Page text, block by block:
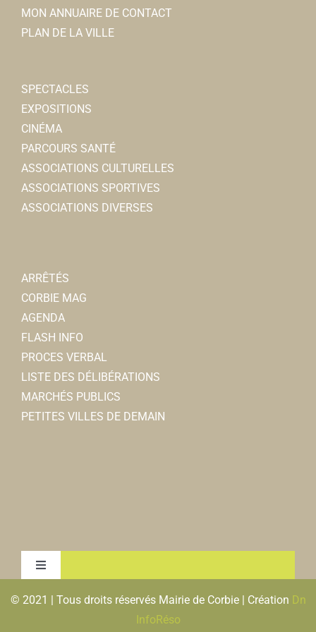
Rue de lEnclos, 80800 CORBIE
03229636360322963636
AUTRE
Rue Charles de Gaulle 80800 Corbie
Aurélie GIBOUT
Dentiste - Dr VIGNERON-
Dentiste
6bis, rue Andr Foucart 80800 Corbie
MON ANNUAIRE DE CONTACT
PLAN DE LA VILLE
SPECTACLES
EXPOSITIONS
CINÉMA
PARCOURS SANTÉ
ASSOCIATIONS CULTURELLES
ASSOCIATIONS SPORTIVES
ASSOCIATIONS DIVERSES
ARRÊTÉS
CORBIE MAG
AGENDA
FLASH INFO
PROCES VERBAL
LISTE DES DÉLIBÉRATIONS
MARCHÉS PUBLICS
PETITES VILLES DE DEMAIN
Toggle
MENTIONS LEGALES & RGPD
© 2021 | Tous droits réservés Mairie de Corbie | Création Dn
InfoRéso